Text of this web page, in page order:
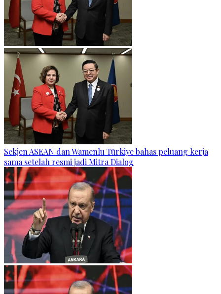
Sekjen ASEAN dan Wamenlu Türkiye bahas peluang kerja
sama setelah resmi jadi Mitra Dialog